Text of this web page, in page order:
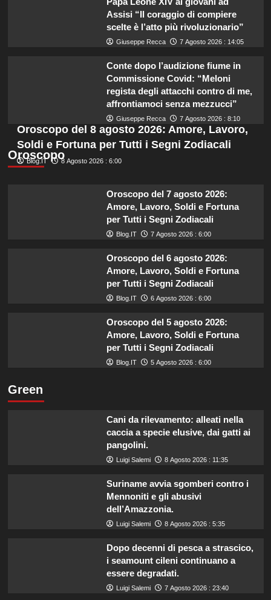
Assisi “Il coraggio di compiere
scelte è l’atto più rivoluzionario”
Giuseppe Recca 7 Agosto 2026 : 14:05
Conte dopo l’audizione fiume in
Commissione Covid: “Meloni
regista degli attacchi contro di me,
affrontiamoci senza mezzucci”
Giuseppe Recca 7 Agosto 2026 : 8:10
Oroscopo
Oroscopo del 8 agosto 2026: Amore, Lavoro,
Soldi e Fortuna per Tutti i Segni Zodiacali
Blog.IT 8 Agosto 2026 : 6:00
Oroscopo del 7 agosto 2026:
Amore, Lavoro, Soldi e Fortuna
per Tutti i Segni Zodiacali
Blog.IT 7 Agosto 2026 : 6:00
Oroscopo del 6 agosto 2026:
Amore, Lavoro, Soldi e Fortuna
per Tutti i Segni Zodiacali
Blog.IT 6 Agosto 2026 : 6:00
Oroscopo del 5 agosto 2026:
Amore, Lavoro, Soldi e Fortuna
per Tutti i Segni Zodiacali
Blog.IT 5 Agosto 2026 : 6:00
Green
Cani da rilevamento: alleati nella
caccia a specie elusive, dai gatti ai
pangolini.
Luigi Salemi 8 Agosto 2026 : 11:35
Suriname avvia sgomberi contro i
Mennoniti e gli abusivi
dell’Amazzonia.
Luigi Salemi 8 Agosto 2026 : 5:35
Dopo decenni di pesca a strascico,
i seamount cileni continuano a
essere degradati.
Luigi Salemi 7 Agosto 2026 : 23:40